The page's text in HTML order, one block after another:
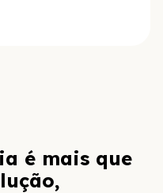
é mais que